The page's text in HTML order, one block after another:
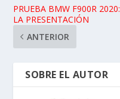
PRUEBA BMW F900R 2020:
LA PRESENTACIÓN
ANTERIOR
SOBRE EL AUTOR